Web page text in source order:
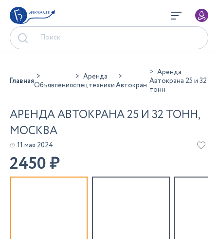
БИРЖА СНГ
ГлавнаяОбъявления
Аренда
спецтехникиАвтокран
Аренда
Автокрана 25 и 32
тонн
АРЕНДА АВТОКРАНА 25 И 32 ТОНН,
МОСКВА
11 мая 2024
2450₽